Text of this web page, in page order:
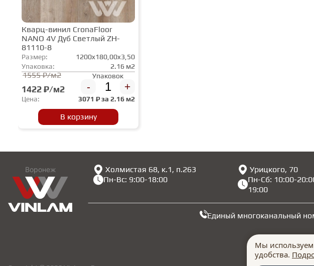
Кварц-винил CronaFloor
NANO 4V Дуб Светлый ZH-
81110-8
Размер:
1200x180,00x3,50
Упаковка:
2.16 м2
1555 ₽/м2
1422 ₽/м2
Упаковок
- +
Цена: 3071 ₽ за 2.16 м2
В корзину
Воронеж
Холмистая 68, к.1, п.263
Пн-Вс: 9:00-18:00
Урицкого, 70
Пн-Сб: 10:00-
19:00
Единый многоканальный
Мы
удобства.